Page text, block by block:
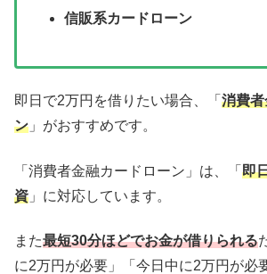
信販系カードローン
即日で2万円を借りたい場合、「 消費
ン 」がおすすめです。
「消費者金融カードローン」は、「 即
資 」に対応しています。
また最短30分ほどでお金が借りられる
に2万円が必要」「今日中に2万円が必